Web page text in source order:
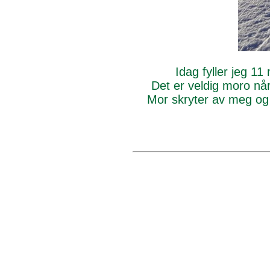
Idag fyller jeg 11
Det er veldig moro
Mor skryter av meg